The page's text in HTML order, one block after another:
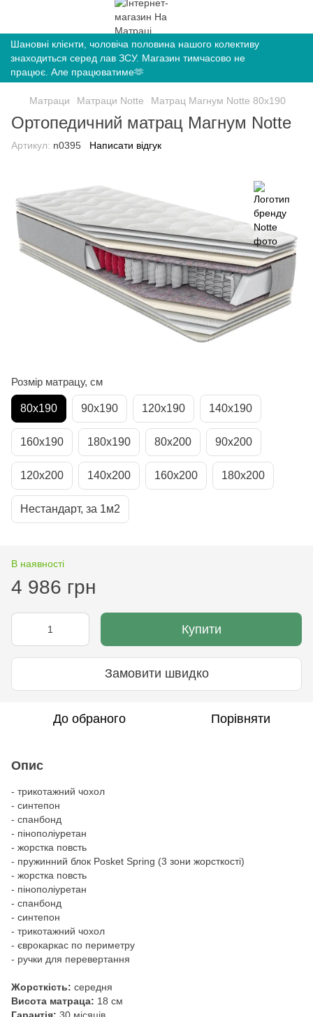
Шановні клієнти, чоловіча половина нашого колективу
знаходиться серед лав ЗСУ. Магазин тимчасово не
працює. Але працюватиме🫶
Матраци Матраци Notte Матрац Магнум Notte 80х190
Ортопедичний матрац Магнум Notte
Артикул: n0395 Написати відгук
Розмір матрацу, см
80х190 90х190 120х190 140х190
160х190 180х190 80х200 90х200
120х200 140х200 160х200 180х200
Нестандарт, за 1м2
В наявності
4 986 грн
Купити
Замовити швидко
До обраного Порівняти
Опис
- трикотажний чохол
- синтепон
- спанбонд
- пінополіуретан
- жорстка повсть
- пружинний блок Posket Spring (3 зони жорсткості)
- жорстка повсть
- пінополіуретан
- спанбонд
- синтепон
- трикотажний чохол
- єврокаркас по периметру
​​​- ручки для перевертання
Жорсткість: середня
Висота матраца: 18 см
Гарантія: 30 місяців